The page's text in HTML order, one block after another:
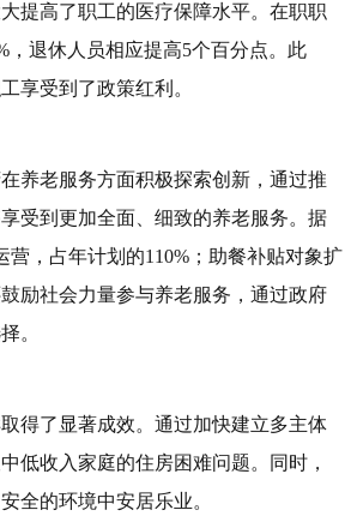
提高了职工的医疗保障水平。在职职
，退休人员相应提高5个百分点。此
享受到了政策红利。
养老服务方面积极探索创新，通过推
受到更加全面、细致的养老服务。 据
，占年计划的110%；助餐补贴对象扩
励社会力量参与养老服务，通过政府
。
得了显著成效。通过加快建立多主体
低收入家庭的住房困难问题。同时，
全的环境中安居乐业。